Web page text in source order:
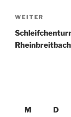
Nächster
Beitrag
WEITER
Rheinbreitbach
M
D